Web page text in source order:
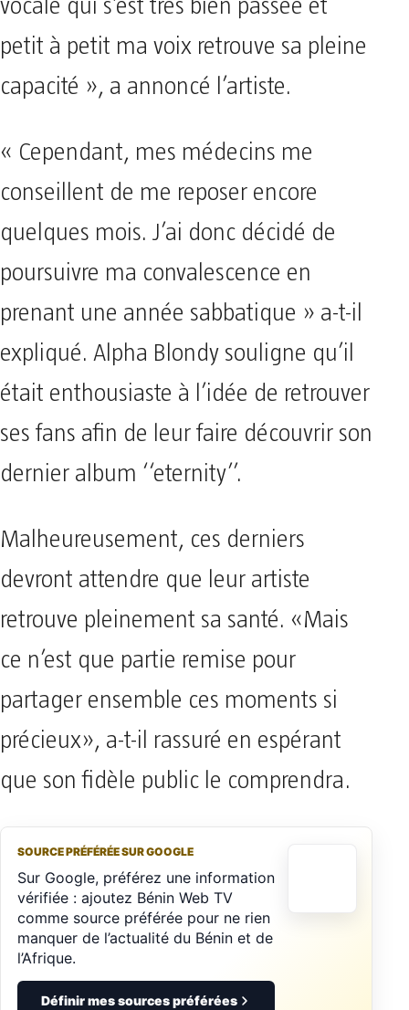
vocale qui s’est très bien passée et
petit à petit ma voix retrouve sa pleine
capacité », a annoncé l’artiste.
« Cependant, mes médecins me
conseillent de me reposer encore
quelques mois. J’ai donc décidé de
poursuivre ma convalescence en
prenant une année sabbatique » a-t-il
expliqué. Alpha Blondy souligne qu’il
était enthousiaste à l’idée de retrouver
ses fans afin de leur faire découvrir son
dernier album ‘‘eternity’’.
Malheureusement, ces derniers
devront attendre que leur artiste
retrouve pleinement sa santé. «Mais
ce n’est que partie remise pour
partager ensemble ces moments si
précieux», a-t-il rassuré en espérant
que son fidèle public le comprendra.
SOURCE PRÉFÉRÉE SUR GOOGLE
Sur Google, préférez une information
vérifiée : ajoutez Bénin Web TV
comme source préférée pour ne rien
manquer de l’actualité du Bénin et de
l’Afrique.
Définir mes sources préférées